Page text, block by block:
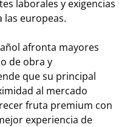
laborales y exigencias
europeas.
afronta mayores
de obra y
que su principal
al mercado
fruta premium con
experiencia de